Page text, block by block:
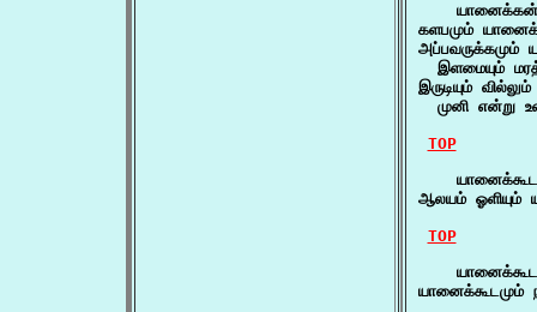
களபமும்
அப்பவருக்கமும்
இளமையும்
இருடியும்
முனி என்று
TOP
ஆலயம்
TOP